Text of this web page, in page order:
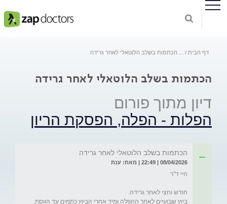
דף הבית הכתמות בשלב הלוטאלי לאחר גרידה
הכתמות בשלב הלוטאלי לאחר גרידה
דיון מתוך פורום
הפלות - הפלה, הפסקת הריון
הכתמות בשלב הלוטאלי לאחר גרידה
08/04/2026 | 22:49 | מאת: ענת